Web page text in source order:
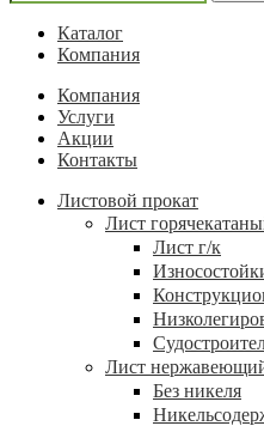
Каталог
Компания
Компания
Услуги
Акции
Контакты
Листовой прокат
Лист
Лист г/к
Лист
Без никеля